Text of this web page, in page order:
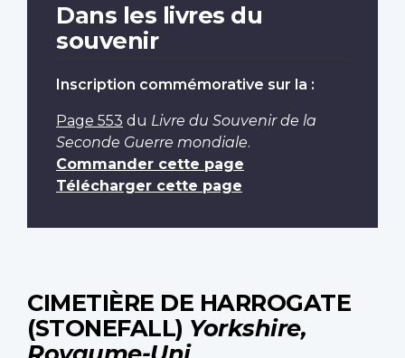
Dans les livres du
souvenir
Inscription commémorative sur la :
Page 553 du Livre du Souvenir de la
Seconde Guerre mondiale.
Commander cette page
Télécharger cette page
CIMETIÈRE DE HARROGATE
(STONEFALL) Yorkshire,